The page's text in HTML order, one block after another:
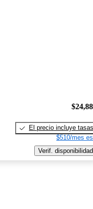
El precio incluye tasas
$510/mes
Verif. disponibilidad